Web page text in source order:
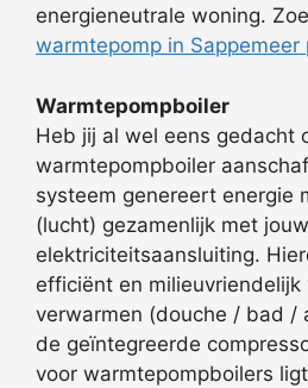
energieneutrale woning.
warmtepomp in Sappemeer
Warmtepompboiler
Heb jij al wel eens gedacht
warmtepompboiler
systeem genereert energie
(lucht) gezamenlijk met
elektriciteitsaansluiting.
efficiënt en
verwarmen (douche / bad /
de geïntegreerde
voor warmtepompboilers